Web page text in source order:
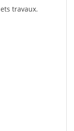
travaux.